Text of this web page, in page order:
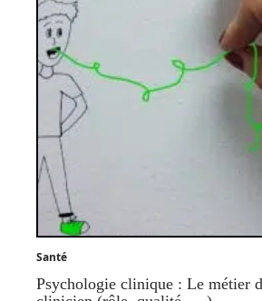
Santé
Psychologie clinique : Le métier